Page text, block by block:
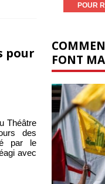
pour
Théâtre
des
par le
avec
FONT